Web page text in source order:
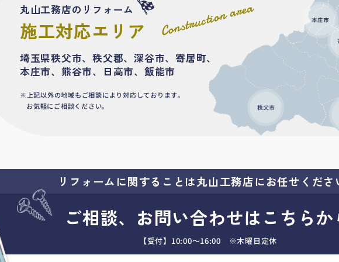
Construction area
丸山工務店のリフォーム
施工対応エリア
埼玉県秩父市、秩父郡、深谷市、寄居町、
本庄市、熊谷市、日高市、飯能市
上記以外の地域もご相談により対応しております。
お気軽にご相談ください。
リフォームに関することは丸山工務店にお任せくださ
ご相談、お問い合わせはこちら
【受付】10:00～16:00 ※木曜日定休